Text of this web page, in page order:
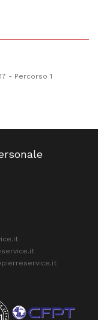
- Percorso 1